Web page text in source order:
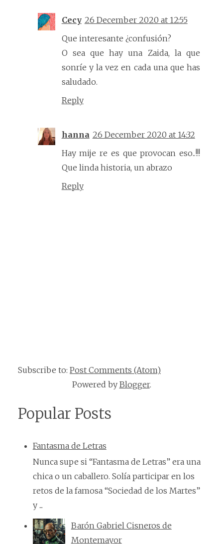
Cecy 26 December 2020 at 12:55
Que interesante ¿confusión?
O sea que hay una Zaida, la que
sonríe y la vez en cada una que has
saludado.
Reply
hanna 26 December 2020 at 14:32
Hay mije re es que provocan eso..!!!
Que linda historia, un abrazo
Reply
Subscribe to: Post Comments (Atom)
Powered by Blogger.
Popular Posts
Fantasma de Letras
Nunca supe si “Fantasma de Letras” era una
chica o un caballero. Solía participar en los
retos de la famosa “Sociedad de los Martes”
y ...
Barón Gabriel Cisneros de
Montemayor